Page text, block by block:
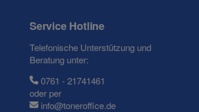
Ihre Frage
Service Hotline
Telefonische Unterstützung und
Beratung unter:
0761 - 21741461
oder per
info@toneroffice.de